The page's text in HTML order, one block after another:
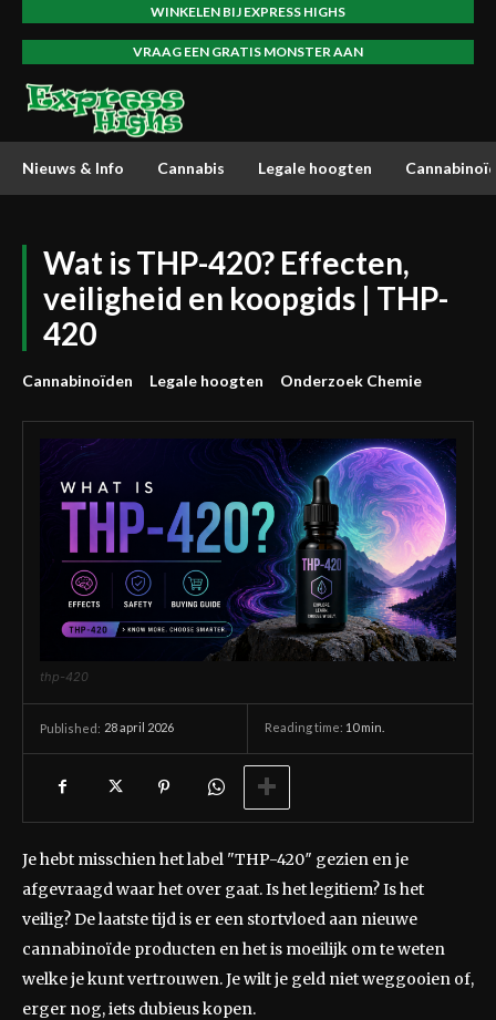
WINKELEN BIJ EXPRESS HIGHS
VRAAG EEN GRATIS MONSTER AAN
Nieuws & Info Cannabis Legale hoogten
Wat is THP-420? Effecten,
veiligheid en koopgids | THP-
420
Cannabinoïden Legale hoogten Onderzoek Chemie
thp-420
Published: 28 april 2026 Reading time: 10min.
Je hebt misschien het label "THP-420″ gezien en je
afgevraagd waar het over gaat. Is het legitiem? Is het
veilig? De laatste tijd is er een stortvloed aan nieuwe
cannabinoïde producten en het is moeilijk om te weten
welke je kunt vertrouwen. Je wilt je geld niet weggooien of,
erger nog, iets dubieus kopen.